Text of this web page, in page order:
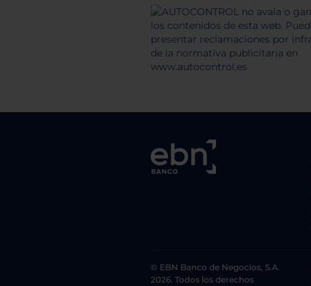
© EBN Banco de Negocios, S.A.
2026. Todos los derechos